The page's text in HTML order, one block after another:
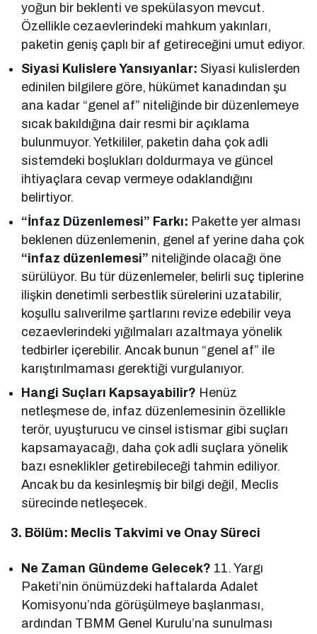
yoğun bir beklenti ve spekülasyon mevcut.
Özellikle cezaevlerindeki mahkum yakınları,
paketin geniş çaplı bir af getireceğini umut ediyor.
Siyasi Kulislere Yansıyanlar: Siyasi kulislerden
edinilen bilgilere göre, hükümet kanadından şu
ana kadar “genel af” niteliğinde bir düzenlemeye
sıcak bakıldığına dair resmi bir açıklama
bulunmuyor. Yetkililer, paketin daha çok adli
sistemdeki boşlukları doldurmaya ve güncel
ihtiyaçlara cevap vermeye odaklandığını
belirtiyor.
“İnfaz Düzenlemesi” Farkı: Pakette yer alması
beklenen düzenlemenin, genel af yerine daha çok
“infaz düzenlemesi” niteliğinde olacağı öne
sürülüyor. Bu tür düzenlemeler, belirli suç tiplerine
ilişkin denetimli serbestlik sürelerini uzatabilir,
koşullu salıverilme şartlarını revize edebilir veya
cezaevlerindeki yığılmaları azaltmaya yönelik
tedbirler içerebilir. Ancak bunun “genel af” ile
karıştırılmaması gerektiği vurgulanıyor.
Hangi Suçları Kapsayabilir? Henüz
netleşmese de, infaz düzenlemesinin özellikle
terör, uyuşturucu ve cinsel istismar gibi suçları
kapsamayacağı, daha çok adli suçlara yönelik
bazı esneklikler getirebileceği tahmin ediliyor.
Ancak bu da kesinleşmiş bir bilgi değil, Meclis
sürecinde netleşecek.
3. Bölüm: Meclis Takvimi ve Onay Süreci
Ne Zaman Gündeme Gelecek? 11. Yargı
Paketi’nin önümüzdeki haftalarda Adalet
Komisyonu’nda görüşülmeye başlanması,
ardından TBMM Genel Kurulu’na sunulması